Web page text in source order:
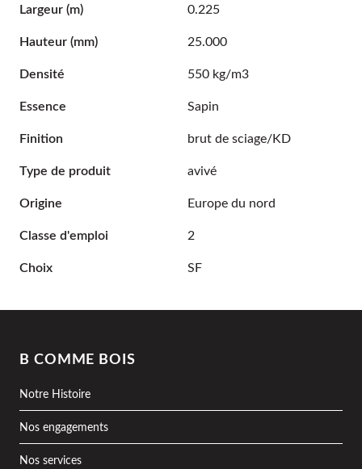
Largeur (m) 0.225
Hauteur (mm) 25.000
Densité 550 kg/m3
Essence Sapin
Finition brut de sciage/KD
Type de produit avivé
Origine Europe du nord
Classe d'emploi 2
Choix SF
B COMME BOIS
Notre Histoire
Nos engagements
Nos services